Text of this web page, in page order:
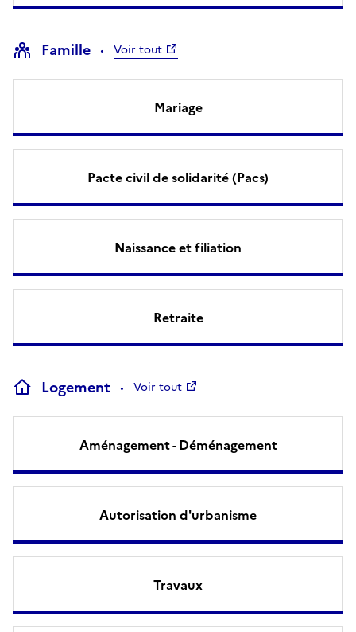
Famille Voir tout
Mariage
Pacte civil de solidarité (Pacs)
Naissance et filiation
Retraite
Logement Voir tout
Aménagement - Déménagement
Autorisation d'urbanisme
Travaux